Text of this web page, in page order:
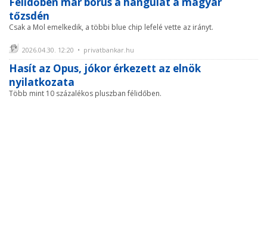
tőzsdén
Csak a Mol emelkedik, a többi blue chip lefelé vette az irányt.
2026.04.30. 12:20 • privatbankar.hu
Hasít az Opus, jókor érkezett az elnök
nyilatkozata
Több mint 10 százalékos pluszban félidőben.